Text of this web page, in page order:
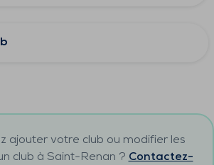
ajouter votre club ou modifier les
club à Saint-Renan ? Contactez-